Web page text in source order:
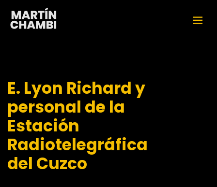
E. Lyon Richard y
personal de la
Estación
Radiotelegráfica
del Cuzco